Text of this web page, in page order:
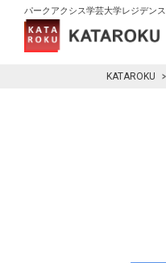
パークアクシス学芸大学レジデンス
KATAROKU